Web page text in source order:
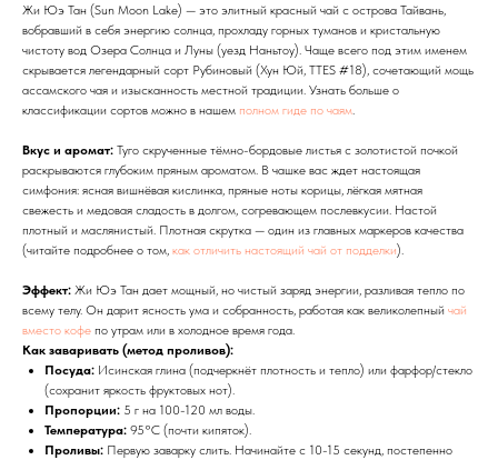
Жи Юэ Тан (Sun Moon Lake) — это элитный красный чай с острова Тайвань,
вобравший в себя энергию солнца, прохладу горных туманов и кристальную
чистоту вод Озера Солнца и Луны (уезд Наньтоу). Чаще всего под этим именем
скрывается легендарный сорт Рубиновый (Хун Юй, TTES #18), сочетающий мощь
ассамского чая и изысканность местной традиции. Узнать больше о
классификации сортов можно в нашем полном гиде по чаям.
Вкус и аромат: Туго скрученные тёмно-бордовые листья с золотистой почкой
раскрываются глубоким пряным ароматом. В чашке вас ждет настоящая
симфония: ясная вишнёвая кислинка, пряные ноты корицы, лёгкая мятная
свежесть и медовая сладость в долгом, согревающем послевкусии. Настой
плотный и маслянистый. Плотная скрутка — один из главных маркеров качества
(читайте подробнее о том, как отличить настоящий чай от подделки).
Эффект: Жи Юэ Тан дает мощный, но чистый заряд энергии, разливая тепло по
всему телу. Он дарит ясность ума и собранность, работая как великолепный чай
вместо кофе по утрам или в холодное время года.
Как заваривать (метод проливов):
Посуда: Исинская глина (подчеркнёт плотность и тепло) или фарфор/стекло
(сохранит яркость фруктовых нот).
Пропорции: 5 г на 100-120 мл воды.
Температура: 95°C (почти кипяток).
Проливы: Первую заварку слить. Начинайте с 10-15 секунд, постепенно